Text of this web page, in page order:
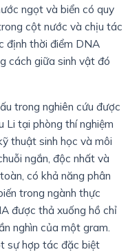
ngọt và biển có quy
cột nước và chịu tác
định thời điểm DNA
cách giữa sinh vật đó
trong nghiên cứu được
Li tại phòng thí nghiệm
thuật sinh học và môi
ngắn, độc nhất và
có khả năng phân
trong ngành thực
được thả xuống hồ chỉ
nghìn của một gram.
sự hợp tác đặc biệt